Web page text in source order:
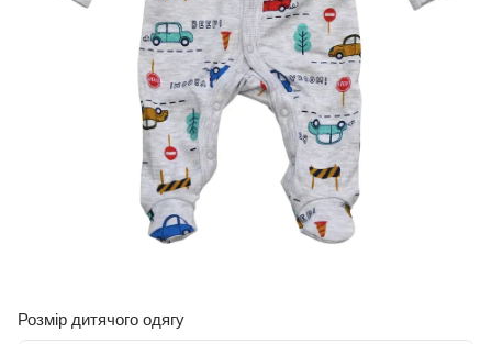
Розмір дитячого одягу